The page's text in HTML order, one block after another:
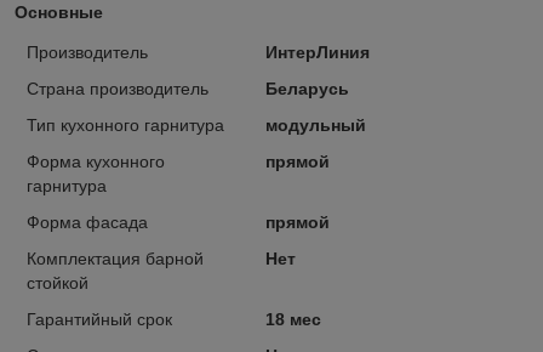
Основные
Производитель
ИнтерЛиния
Страна производитель
Беларусь
Тип кухонного гарнитура
модульный
Форма кухонного
гарнитура
прямой
Форма фасада
прямой
Комплектация барной
стойкой
Нет
Гарантийный срок
18 мес